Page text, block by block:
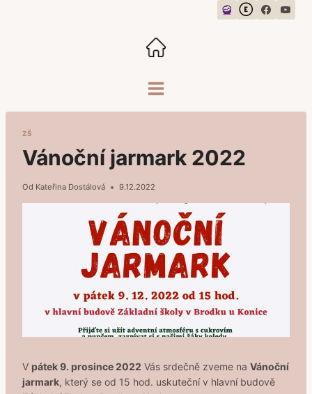
ZŠ
Vánoční jarmark 2022
Od Kateřina Dostálová 9.12.2022
V pátek 9. prosince 2022 Vás srdečně zveme na Vánoční
jarmark, který se od 15 hod. uskuteční v hlavní budově